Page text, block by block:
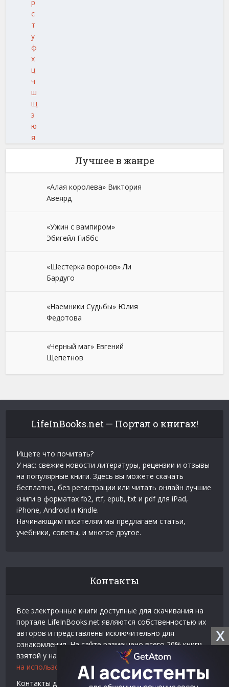
X
р
с
т
у
ф
х
ц
ч
ш
щ
э
ю
я
Лучшее в жанре
«Алая королева» Виктория
Авеярд
«Ужин с вампиром»
Эбигейл Гиббс
«Шестерка воронов» Ли
Бардуго
«Наемники Судьбы» Юлия
Федотова
«Черный маг» Евгений
Щепетнов
LifeInBooks.net — Портал о книгах!
Ищете что почитать?
У нас: свежие новости литературы, рецензии и отзывы
на популярные книги. Здесь вы можете скачать
бесплатно, без регистрации или читать онлайн лучшие
книги в форматах fb2, rtf, epub, txt и pdf для iPad,
iPhone, Android и Kindle.
Начинающим писателям мы предлагаем статьи,
учебники, советы, и многое другое.
Контакты
Все электронные книги доступные для скачивания на
портале LifeInBooks.net являются собственностью их
авторов и представлены исключительно для
ознакомления. На сайте размещено всего 20% книги
взятой у нашего партнера
Официальное разрешение
на использование материалов Litres .
Контакты для связи по вопросам авторского права и